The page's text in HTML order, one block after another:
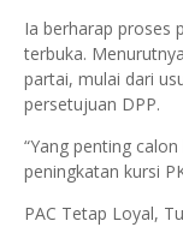
Ia berharap proses
terbuka.
partai, mulai dari
persetujuan DPP.
“Yang penting
peningkatan kursi
PAC Tetap Loyal,